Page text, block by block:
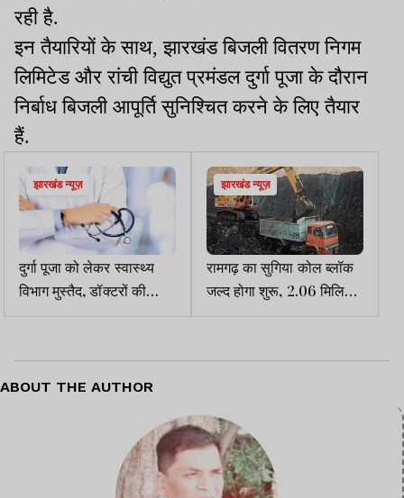
रही है.
इन तैयारियों के साथ, झारखंड बिजली वितरण निगम
लिमिटेड और रांची विद्युत प्रमंडल दुर्गा पूजा के दौरान
निर्बाध बिजली आपूर्ति सुनिश्चित करने के लिए तैयार
हैं.
झारखंड न्यूज़
दुर्गा पूजा को लेकर स्वास्थ्य
विभाग मुस्तैद, डॉक्टरों की
छुट्टियां रद्द
झारखंड न्यूज़
रामगढ़ का सुगिया कोल ब्लॉक
जल्द होगा शुरू, 2.06 मिलियन
टन है कोयले का भंडार
ABOUT THE AUTHOR